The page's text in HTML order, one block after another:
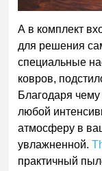
А в комплект
для решения
специальные
ковров,
Благодаря
любой
атмосферу в
увлажненной.
практичный